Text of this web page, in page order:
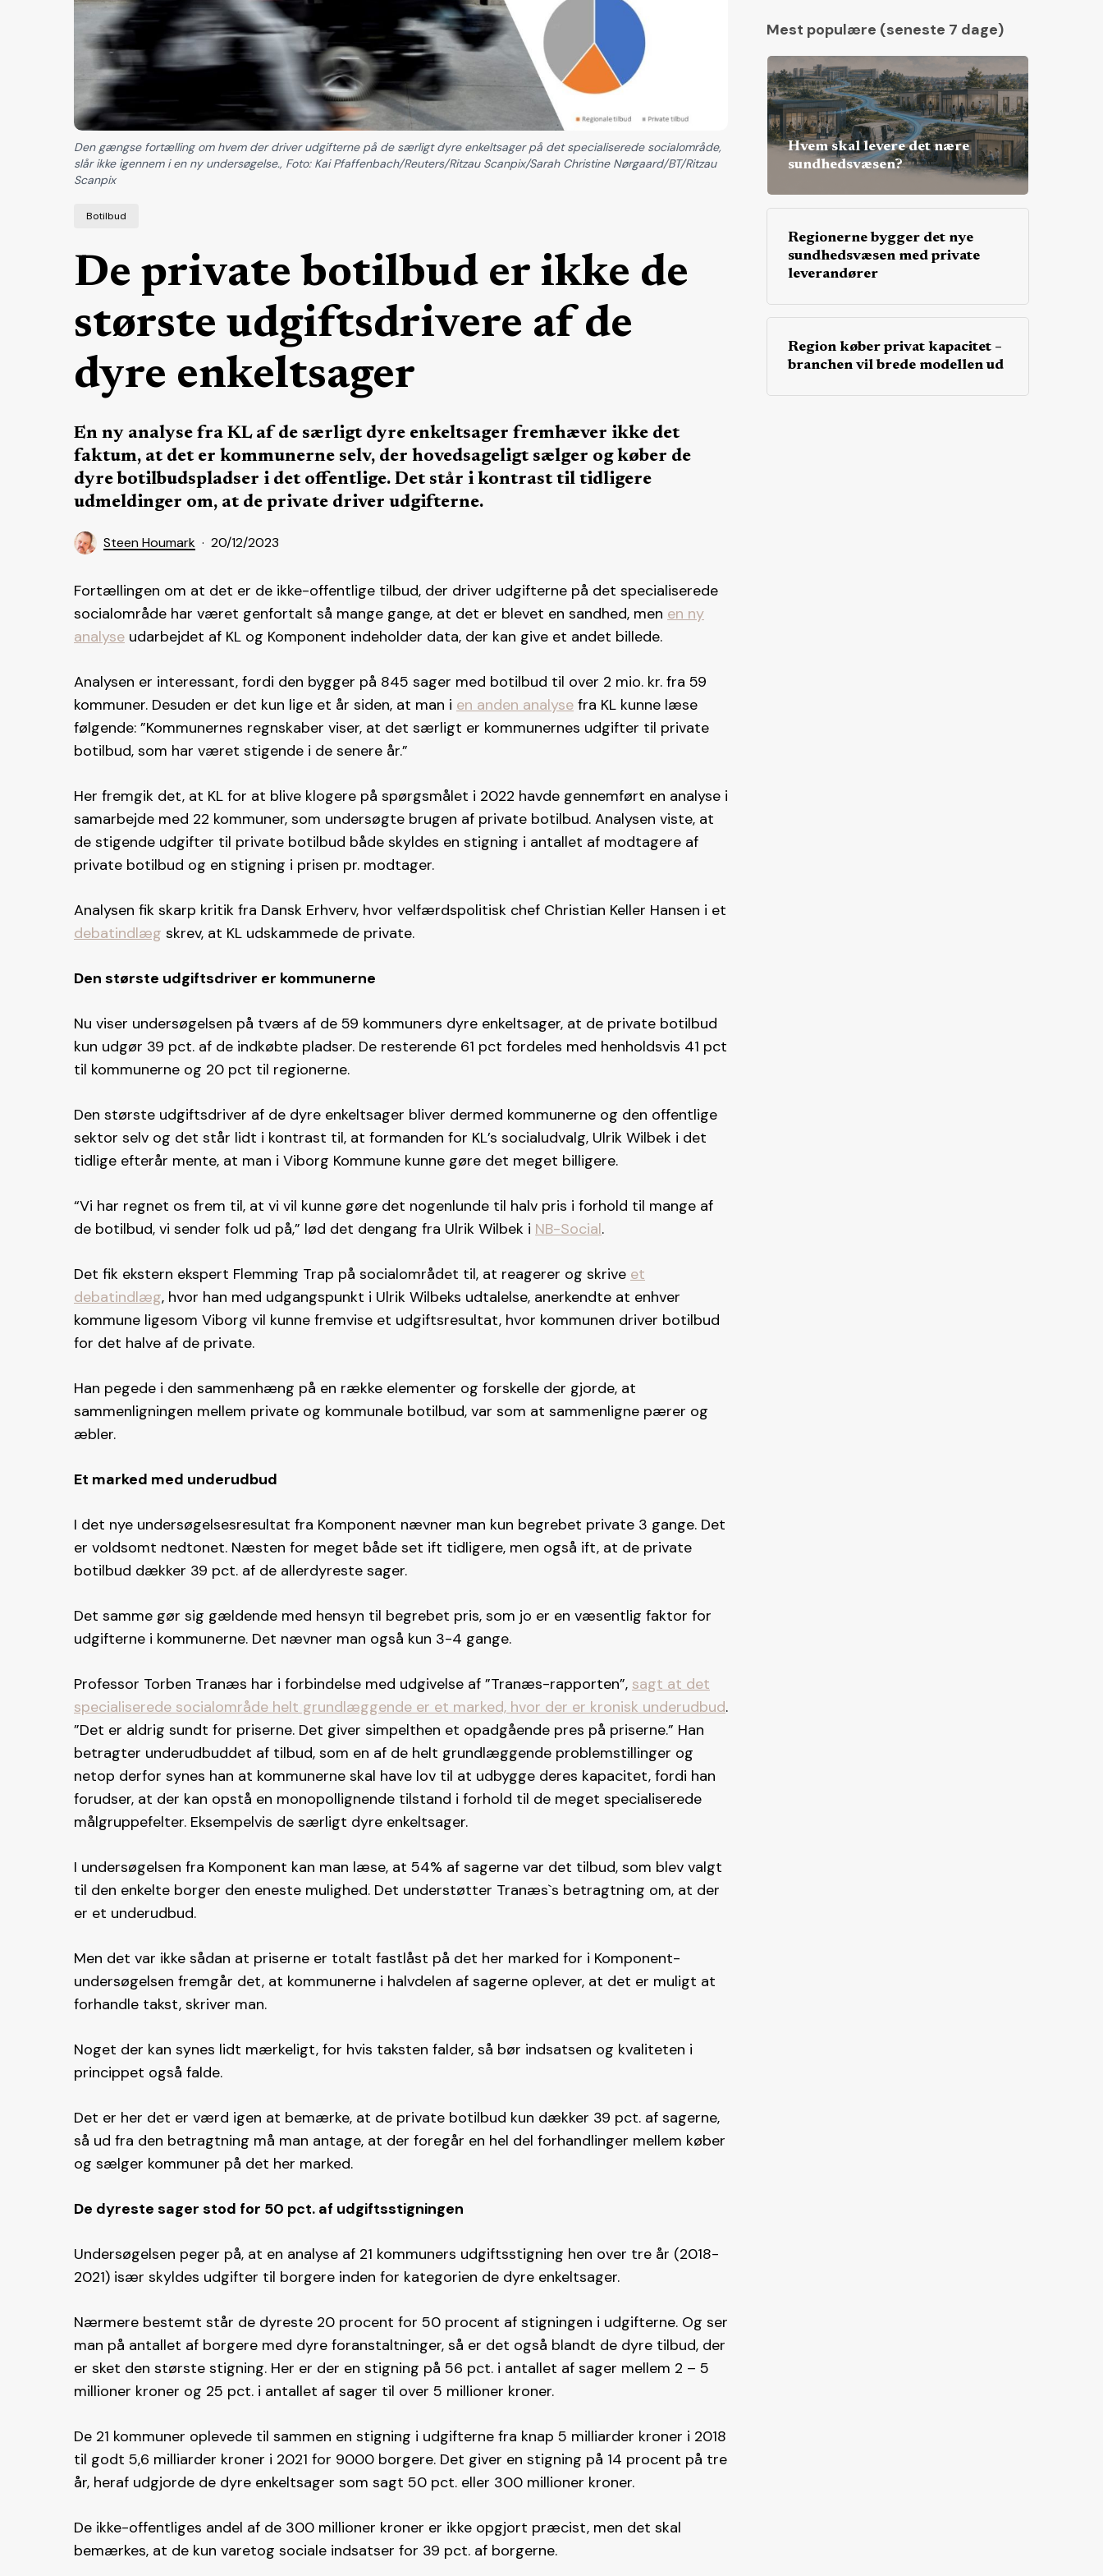
Botilbud
De private botilbud er ikke de
største udgiftsdrivere af de
dyre enkeltsager
En ny analyse fra KL af de særligt dyre enkeltsager fremhæver ikke det
faktum, at det er kommunerne selv, der hovedsageligt sælger og køber de
dyre botilbudspladser i det offentlige. Det står i kontrast til tidligere
udmeldinger om, at de private driver udgifterne.
Steen Houmark 20/12/2023
Den gængse fortælling om hvem der driver udgifterne på de særligt dyre enkeltsager på det specialiserede socialområde,
slår ikke igennem i en ny undersøgelse., Foto: Kai Pfaffenbach/Reuters/Ritzau Scanpix/Sarah Christine Nørgaard/BT/Ritzau
Scanpix
Fortællingen om at det er de ikke-offentlige tilbud, der driver udgifterne på det specialiserede
socialområde har været genfortalt så mange gange, at det er blevet en sandhed, men en ny
analyse udarbejdet af KL og Komponent indeholder data, der kan give et andet billede.
Analysen er interessant, fordi den bygger på 845 sager med botilbud til over 2 mio. kr. fra 59
kommuner. Desuden er det kun lige et år siden, at man i en anden analyse fra KL kunne læse
følgende: ”Kommunernes regnskaber viser, at det særligt er kommunernes udgifter til private
botilbud, som har været stigende i de senere år.”
Her fremgik det, at KL for at blive klogere på spørgsmålet i 2022 havde gennemført en analyse i
samarbejde med 22 kommuner, som undersøgte brugen af private botilbud. Analysen viste, at
de stigende udgifter til private botilbud både skyldes en stigning i antallet af modtagere af
private botilbud og en stigning i prisen pr. modtager.
Analysen fik skarp kritik fra Dansk Erhverv, hvor velfærdspolitisk chef Christian Keller Hansen i et
debatindlæg skrev, at KL udskammede de private.
Den største udgiftsdriver er kommunerne
Nu viser undersøgelsen på tværs af de 59 kommuners dyre enkeltsager, at de private botilbud
kun udgør 39 pct. af de indkøbte pladser. De resterende 61 pct fordeles med henholdsvis 41 pct
til kommunerne og 20 pct til regionerne.
Den største udgiftsdriver af de dyre enkeltsager bliver dermed kommunerne og den offentlige
sektor selv og det står lidt i kontrast til, at formanden for KL’s socialudvalg, Ulrik Wilbek i det
tidlige efterår mente, at man i Viborg Kommune kunne gøre det meget billigere.
“Vi har regnet os frem til, at vi vil kunne gøre det nogenlunde til halv pris i forhold til mange af
de botilbud, vi sender folk ud på,” lød det dengang fra Ulrik Wilbek i NB-Social.
Det fik ekstern ekspert Flemming Trap på socialområdet til, at reagerer og skrive et
debatindlæg, hvor han med udgangspunkt i Ulrik Wilbeks udtalelse, anerkendte at enhver
kommune ligesom Viborg vil kunne fremvise et udgiftsresultat, hvor kommunen driver botilbud
for det halve af de private.
Han pegede i den sammenhæng på en række elementer og forskelle der gjorde, at
sammenligningen mellem private og kommunale botilbud, var som at sammenligne pærer og
æbler.
Et marked med underudbud
I det nye undersøgelsesresultat fra Komponent nævner man kun begrebet private 3 gange. Det
er voldsomt nedtonet. Næsten for meget både set ift tidligere, men også ift, at de private
botilbud dækker 39 pct. af de allerdyreste sager.
Det samme gør sig gældende med hensyn til begrebet pris, som jo er en væsentlig faktor for
udgifterne i kommunerne. Det nævner man også kun 3-4 gange.
Professor Torben Tranæs har i forbindelse med udgivelse af ”Tranæs-rapporten”, sagt at det
specialiserede socialområde helt grundlæggende er et marked, hvor der er kronisk underudbud.
”Det er aldrig sundt for priserne. Det giver simpelthen et opadgående pres på priserne.” Han
betragter underudbuddet af tilbud, som en af de helt grundlæggende problemstillinger og
netop derfor synes han at kommunerne skal have lov til at udbygge deres kapacitet, fordi han
forudser, at der kan opstå en monopollignende tilstand i forhold til de meget specialiserede
målgruppefelter. Eksempelvis de særligt dyre enkeltsager.
I undersøgelsen fra Komponent kan man læse, at 54% af sagerne var det tilbud, som blev valgt
til den enkelte borger den eneste mulighed. Det understøtter Tranæs`s betragtning om, at der
er et underudbud.
Men det var ikke sådan at priserne er totalt fastlåst på det her marked for i Komponent-
undersøgelsen fremgår det, at kommunerne i halvdelen af sagerne oplever, at det er muligt at
forhandle takst, skriver man.
Noget der kan synes lidt mærkeligt, for hvis taksten falder, så bør indsatsen og kvaliteten i
princippet også falde.
Det er her det er værd igen at bemærke, at de private botilbud kun dækker 39 pct. af sagerne,
så ud fra den betragtning må man antage, at der foregår en hel del forhandlinger mellem køber
og sælger kommuner på det her marked.
De dyreste sager stod for 50 pct. af udgiftsstigningen
Undersøgelsen peger på, at en analyse af 21 kommuners udgiftsstigning hen over tre år (2018-
2021) især skyldes udgifter til borgere inden for kategorien de dyre enkeltsager.
Nærmere bestemt står de dyreste 20 procent for 50 procent af stigningen i udgifterne. Og ser
man på antallet af borgere med dyre foranstaltninger, så er det også blandt de dyre tilbud, der
er sket den største stigning. Her er der en stigning på 56 pct. i antallet af sager mellem 2 – 5
millioner kroner og 25 pct. i antallet af sager til over 5 millioner kroner.
De 21 kommuner oplevede til sammen en stigning i udgifterne fra knap 5 milliarder kroner i 2018
til godt 5,6 milliarder kroner i 2021 for 9000 borgere. Det giver en stigning på 14 procent på tre
år, heraf udgjorde de dyre enkeltsager som sagt 50 pct. eller 300 millioner kroner.
De ikke-offentliges andel af de 300 millioner kroner er ikke opgjort præcist, men det skal
bemærkes, at de kun varetog sociale indsatser for 39 pct. af borgerne.
Mest populære (seneste 7 dage)
Hvem skal levere det nære
sundhedsvæsen?
Regionerne bygger det nye
sundhedsvæsen med private
leverandører
Region køber privat kapacitet –
branchen vil brede modellen ud